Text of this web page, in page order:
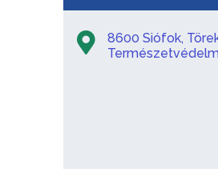
8600 Siófok,